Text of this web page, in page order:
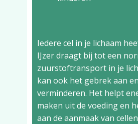
Iedere cel in je lichaam
IJzer draagt bij tot een
zuurstoftransport in je
kan ook het gebrek aan
verminderen. Het helpt
maken uit de voeding en
aan de aanmaak van